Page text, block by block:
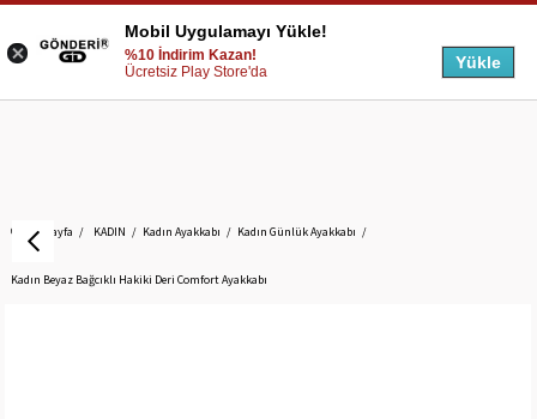
Anasayfa KADIN Kadın Ayakkabı Kadın Günlük Ayakkabı
Kadın Beyaz Bağcıklı Hakiki Deri Comfort Ayakkabı
Mobil Uygulamayı Yükle!
%10 İndirim Kazan!
Ücretsiz Play Store'da
Yükle